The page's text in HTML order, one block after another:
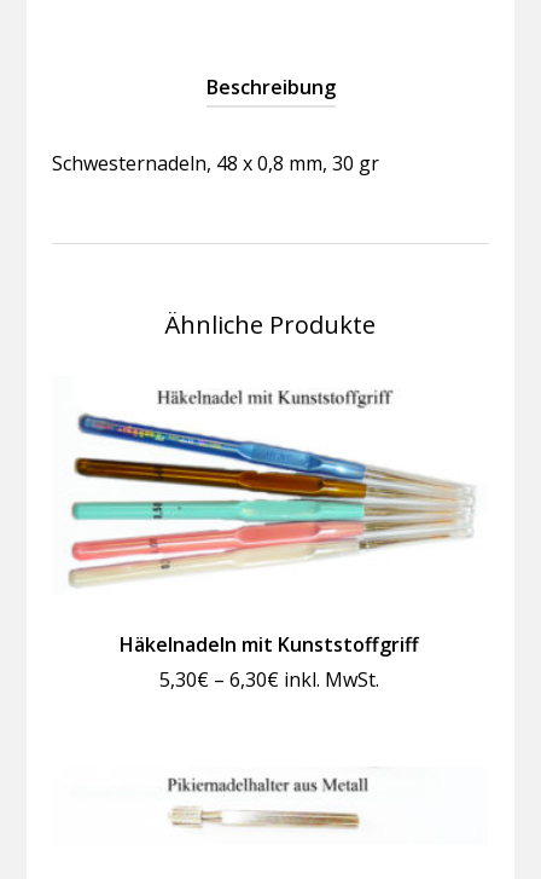
Beschreibung
Schwesternadeln, 48 x 0,8 mm, 30 gr
Ähnliche Produkte
Häkelnadeln mit Kunststoffgriff
5,30€ –6,30€Preisspanne:
inkl. MwSt.